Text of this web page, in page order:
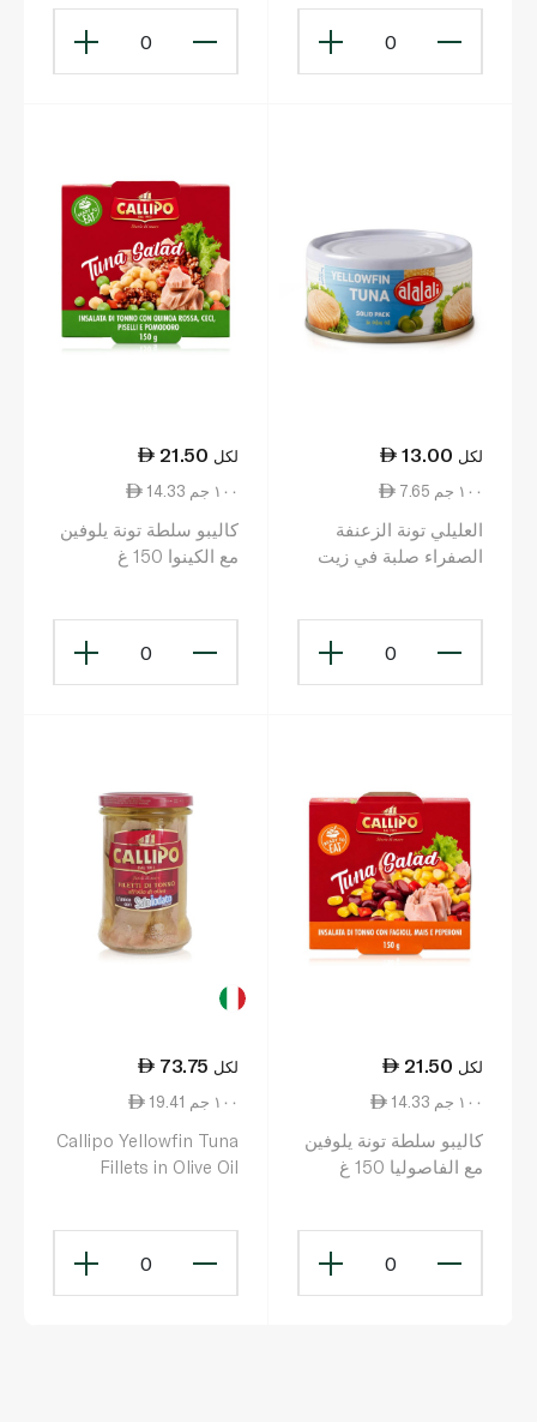
0
0
13.00 لكل
7.65 ١٠٠ جم
العليلي تونة الزعنفة
الصفراء صلبة في زيت
0
21.50 لكل
14.33 ١٠٠ جم
كاليبو سلطة تونة يلوفين
مع الكينوا 150 غ
0
21.50 لكل
14.33 ١٠٠ جم
كاليبو سلطة تونة يلوفين
مع الفاصوليا 150 غ
0
73.75 لكل
19.41 ١٠٠ جم
Callipo Yellowfin Tuna
Fillets in Olive Oil
0